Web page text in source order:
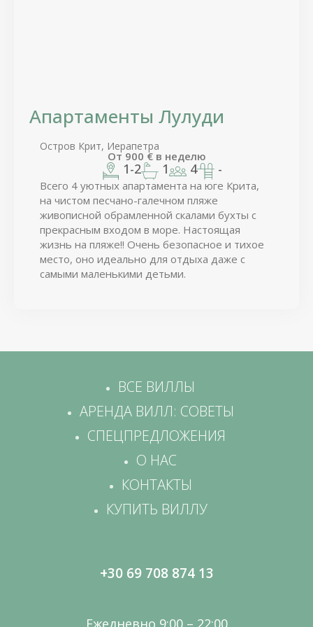
Апартаменты Лулуди
Остров Крит, Иерапетра
От 900 € в неделю
1-2 1 4 -
Всего 4 уютных апартамента на юге Крита,
на чистом песчано-галечном пляже
живописной обрамленной скалами бухты с
прекрасным входом в море. Настоящая
жизнь на пляже!! Очень безопасное и тихое
место, оно идеально для отдыха даже с
самыми маленькими детьми.
ВСЕ ВИЛЛЫ
АРЕНДА ВИЛЛ: СОВЕТЫ
СПЕЦПРЕДЛОЖЕНИЯ
О НАС
КОНТАКТЫ
КУПИТЬ ВИЛЛУ
+30 69 708 874 13
Ежедневно 9:00 – 22:00